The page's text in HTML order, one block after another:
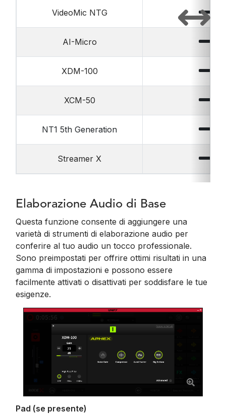
VideoMic NTG
AI-Micro
XDM-100
XCM-50
NT1 5th Generation
Streamer X
Elaborazione Audio di Base
Questa funzione consente di aggiungere una
varietà di strumenti di elaborazione audio per
conferire al tuo audio un tocco professionale.
Sono preimpostati per offrire ottimi risultati in una
gamma di impostazioni e possono essere
facilmente attivati o disattivati per soddisfare le tue
esigenze.
Pad (se presente)